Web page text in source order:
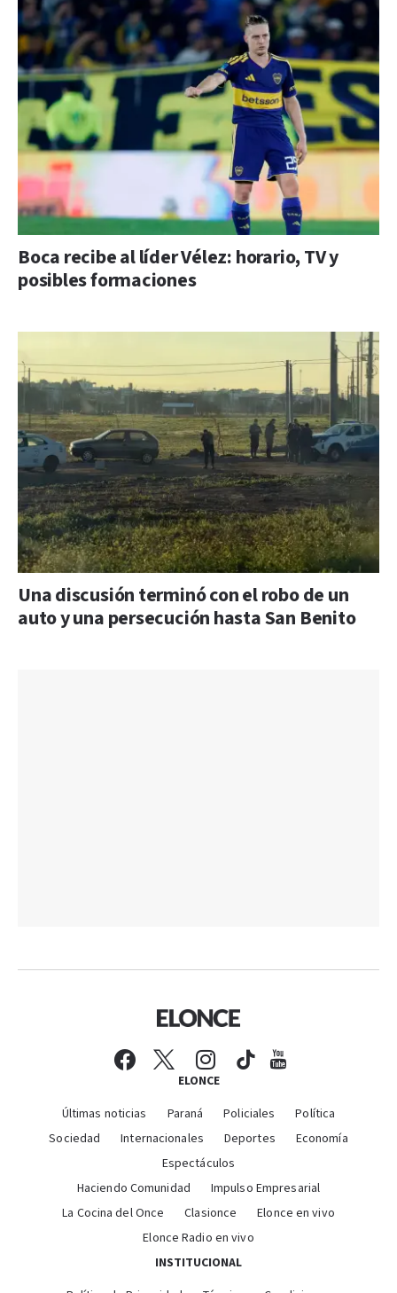
Boca recibe al líder Vélez: horario, TV y
posibles formaciones
Una discusión terminó con el robo de un
auto y una persecución hasta San Benito
ELONCE
Últimas noticias Paraná Policiales
Política
Sociedad
Internacionales Deportes
Economía
Espectáculos
Haciendo Comunidad
Impulso Empresarial
La Cocina del Once
Clasionce
Elonce en vivo
Elonce Radio en vivo
INSTITUCIONAL